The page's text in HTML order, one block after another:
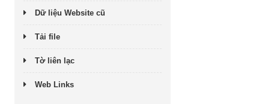
Dữ liệu Website cũ
Tải file
Tờ liên lạc
Web Links